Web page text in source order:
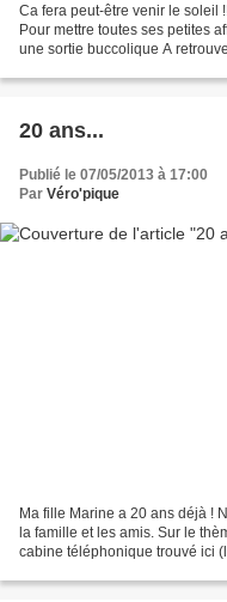
Ca fera peut-être venir le soleil
Pour mettre toutes ses petites
une sortie buccolique A
20 ans...
Publié le 07/05/2013 à 17:00
Par Véro'pique
Ma fille Marine a 20 ans déjà !
la famille et les amis. Sur le
cabine téléphonique trouvé ici